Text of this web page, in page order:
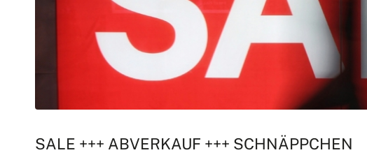
SALE +++ ABVERKAUF +++ SCHNÄPPCHEN